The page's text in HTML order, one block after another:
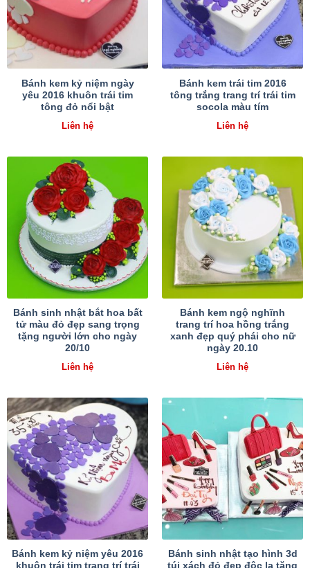
Bánh kem kỷ niệm ngày
yêu 2016 khuôn trái tim
tông đỏ nổi bật
Liên hệ
Bánh kem trái tim 2016
tông trắng trang trí trái tim
socola màu tím
Liên hệ
Bánh sinh nhật bắt hoa bất
tử màu đỏ đẹp sang trọng
tặng người lớn cho ngày
20/10
Liên hệ
Bánh kem ngộ nghĩnh
trang trí hoa hồng trắng
xanh đẹp quý phái cho nữ
ngày 20.10
Liên hệ
Bánh kem kỷ niệm yêu 2016
khuôn trái tim trang trí trái
Bánh sinh nhật tạo hình 3d
túi xách đỏ đẹp độc lạ tặng